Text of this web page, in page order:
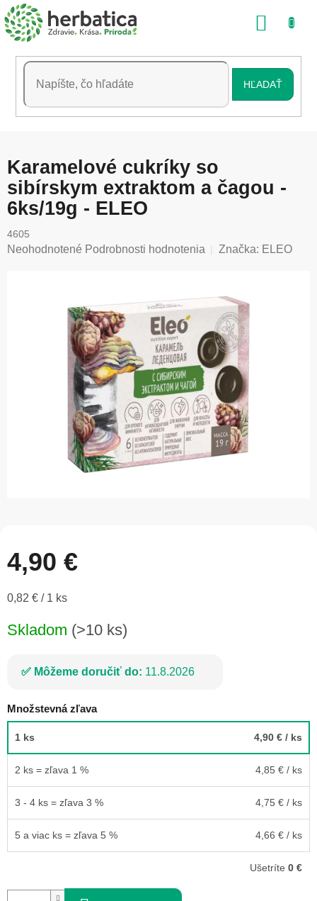
Prejsť
na
obsah
HĽADAŤ
Karamelové cukríky so
sibírskym extraktom a čagou -
6ks/19g - ELEO
4605
Priemerné
Neohodnotené Podrobnosti hodnotenia Značka: ELEO
4,90 €
Jednotková
0,82 € / 1 ks
Skladom (>10 ks)
Môžeme doručiť do: 11.8.2026
Množstevná zľava
1 ks 4,90 € / ks
2 ks = zľava 1 % 4,85 € / ks
3 - 4 ks = zľava 3 % 4,75 € / ks
5 a viac ks = zľava 5 % 4,66 € / ks
Ušetríte 0 €